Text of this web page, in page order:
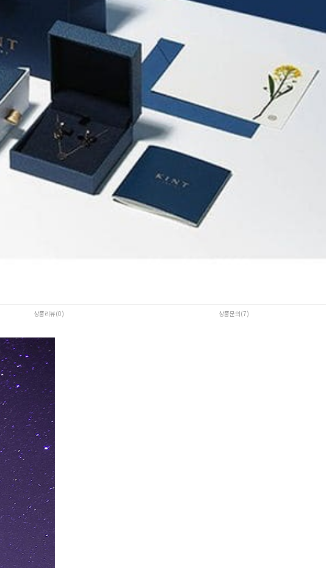
상품리뷰(0) 상품문의(7)